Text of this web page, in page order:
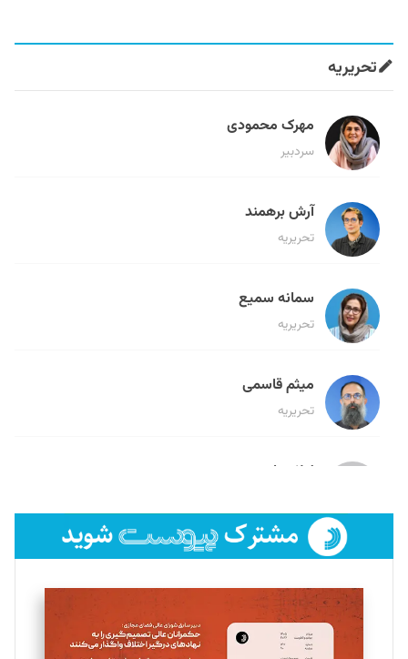
تحریریه
مهرک محمودی
سردبیر
آرش برهمند
تحریریه
سمانه سمیع
تحریریه
میثم قاسمی
تحریریه
لیلا حنارود
فائزه فتحی رستمی
تحریریه
سروش کرمیان